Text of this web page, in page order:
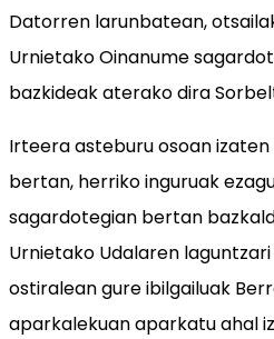
Datorren larunbatean,
Urnietako Oinanume
bazkideak aterako dira
Irteera asteburu osoan izaten
bertan, herriko inguruak
sagardotegian bertan
Urnietako Udalaren
ostiralean gure ibilgailuak
aparkalekuan aparkatu ahal